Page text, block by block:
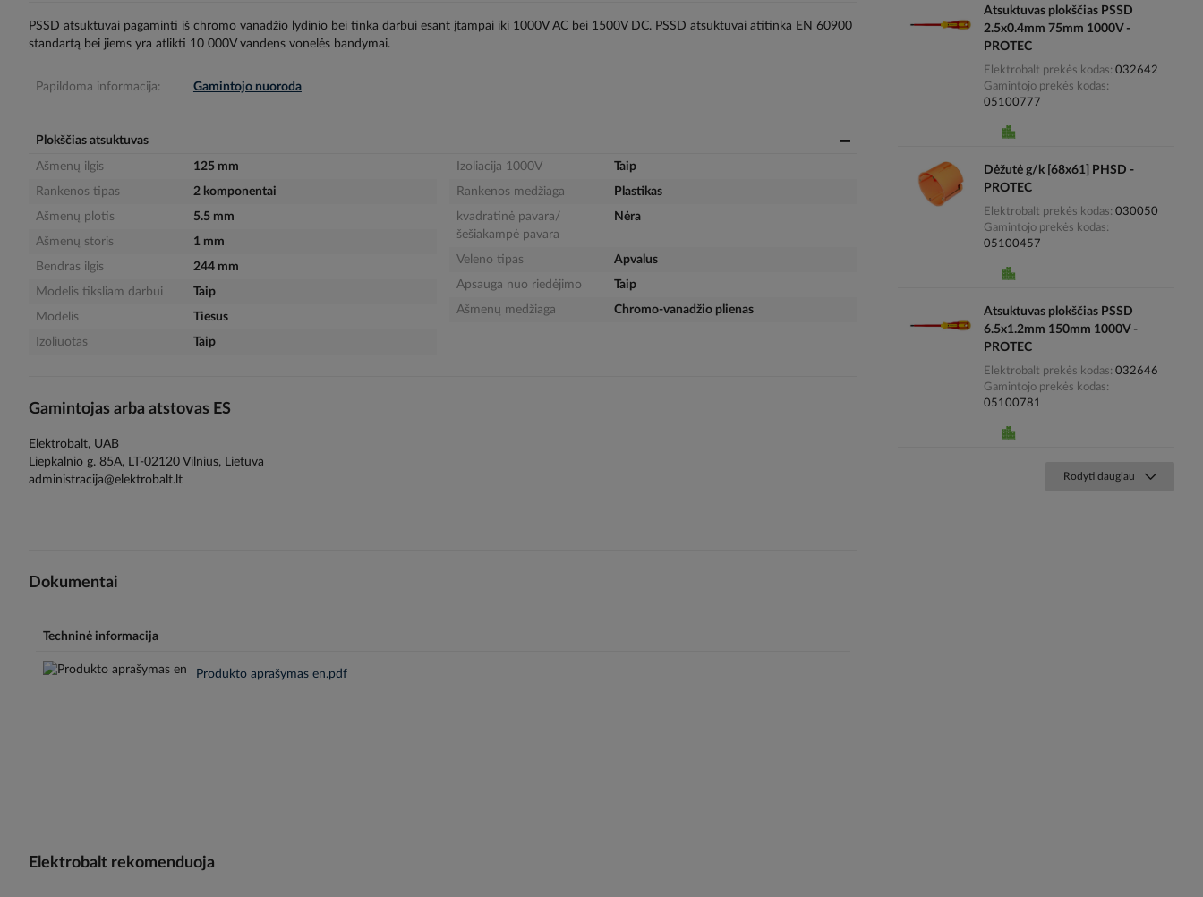
PSSD atsuktuvai pagaminti iš chromo vanadžio lydinio bei tinka darbui esant įtampai iki 1000V AC bei 1500V DC. PSSD atsuktuvai atitinka EN 60900
standartą bei jiems yra atlikti 10 000V vandens vonelės bandymai.
Papildoma informacija: Gamintojo nuoroda
Plokščias atsuktuvas
Ašmenų ilgis
125 mm
Rankenos tipas
2 komponentai
Ašmenų plotis
5.5 mm
Ašmenų storis
1 mm
Bendras ilgis
244 mm
Modelis tiksliam darbui
Taip
Modelis
Tiesus
Izoliuotas
Taip
Izoliacija 1000V
Taip
Rankenos medžiaga
Plastikas
kvadratinė pavara/
šešiakampė pavara
Nėra
Veleno tipas
Apvalus
Apsauga nuo riedėjimo
Taip
Ašmenų medžiaga
Chromo-vanadžio plienas
Gamintojas arba atstovas ES
Elektrobalt, UAB
Liepkalnio g. 85A, LT-02120 Vilnius, Lietuva
administracija@elektrobalt.lt
Dokumentai
Techninė informacija
Produkto aprašymas en.pdf
Atsuktuvas plokščias PSSD
2.5x0.4mm 75mm 1000V -
PROTEC
Elektrobalt prekės kodas 032642
Gamintojo prekės kodas
05100777
Dėžutė g/k [68x61] PHSD -
PROTEC
Elektrobalt prekės kodas 030050
Gamintojo prekės kodas
05100457
Atsuktuvas plokščias PSSD
6.5x1.2mm 150mm 1000V -
PROTEC
Elektrobalt prekės kodas 032646
Gamintojo prekės kodas
05100781
Rodyti daugiau
Elektrobalt rekomenduoja